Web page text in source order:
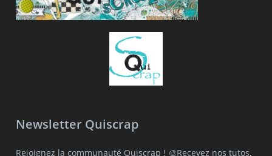
Newsletter Quiscrap
Rejoignez la communauté Quiscrap ! 🎨Recevez nos tutos,